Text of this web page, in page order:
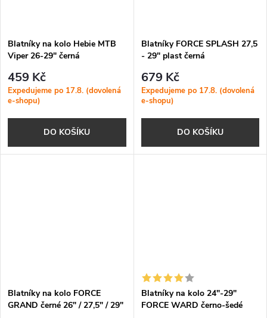
Blatníky na kolo Hebie MTB
Viper 26-29" černá
459 Kč
Expedujeme po 17.8. (dovolená
e-shopu)
DO KOŠÍKU
Blatníky FORCE SPLASH 27,5
- 29" plast černá
679 Kč
Expedujeme po 17.8. (dovolená
e-shopu)
DO KOŠÍKU
Blatníky na kolo FORCE
GRAND černé 26" / 27,5" / 29"
Blatníky na kolo 24"-29"
FORCE WARD černo-šedé